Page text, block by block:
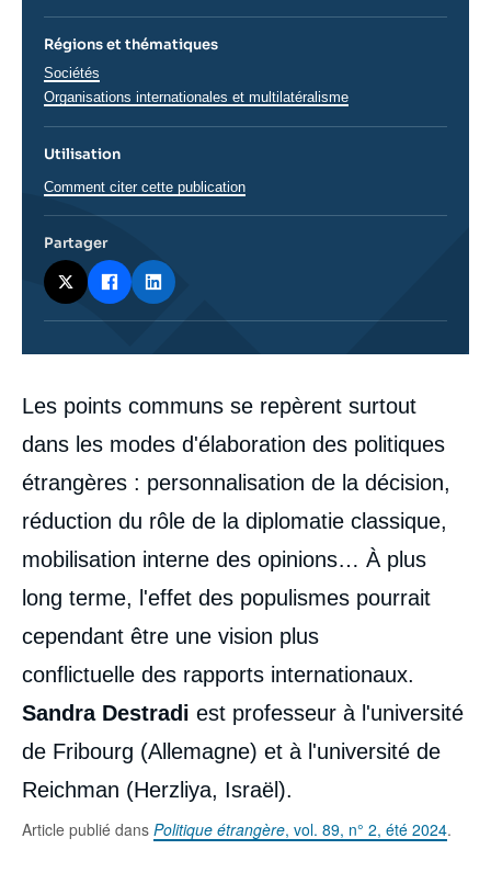
Corps
analyses
Les points communs se repèrent surtout
dans les modes d'élaboration des politiques
étrangères : personnalisation de la décision,
réduction du rôle de la diplomatie classique,
mobilisation interne des opinions… À plus
long terme, l'effet des populismes pourrait
cependant être une vision plus
conflictuelle des rapports internationaux.
Sandra Destradi est professeur à l'université
de Fribourg (Allemagne) et à l'université de
Reichman (Herzliya, Israël).
Article publié dans Politique étrangère, vol. 89, n° 2, été 2024.
Régions et thématiques
Thématiques
analyses
Sociétés
Organisations internationales et multilatéralisme
Utilisation
Comment citer cette publication
Partager